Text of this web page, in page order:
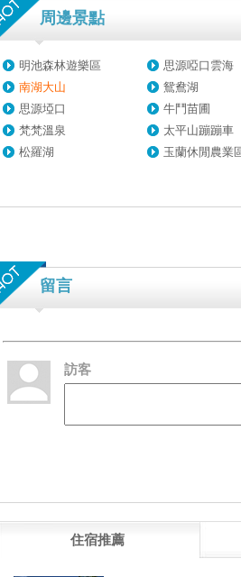
周邊景點
明池森林遊樂區 思源啞口雲海
南湖大山
鴛鴦湖
思源埡口
牛鬥苗圃
梵梵溫泉
太平山蹦蹦車
松羅湖
玉蘭休閒農業
留言
訪客
住宿推薦